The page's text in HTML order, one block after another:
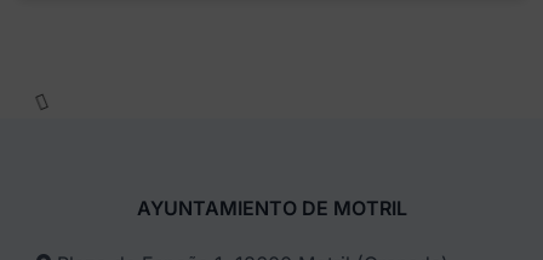
AYUNTAMIENTO DE MOTRIL